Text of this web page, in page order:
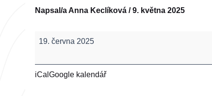
Napsal/a Anna Keclíková /9. května 2025
Advancing
and
19. června 2025
iCal Google kalendář